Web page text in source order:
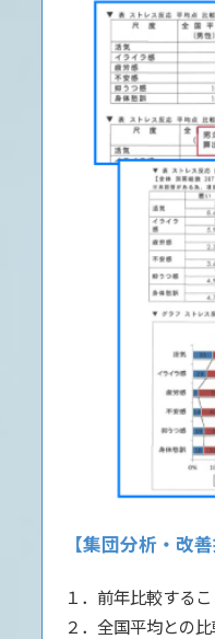
【集団分析・改
１．前年比較するこ
２．全国平均との